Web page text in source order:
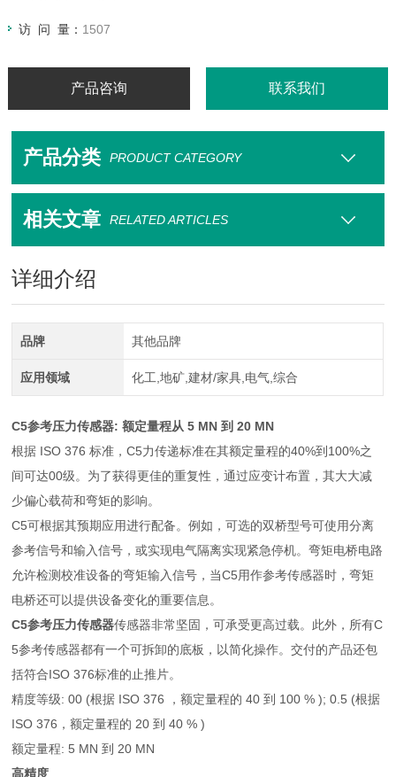
访 问 量： 1507
产品咨询 联系我们
产品分类 PRODUCT CATEGORY
相关文章 RELATED ARTICLES
详细介绍
品牌 其他品牌
应用领域 化工,地矿,建材/家具,电气,综合
C5参考压力传感器: 额定量程从 5 MN 到 20 MN
根据 ISO 376 标准，C5力传递标准在其额定量程的40%到100%之
间可达00级。为了获得更佳的重复性，通过应变计布置，其大大减
少偏心载荷和弯矩的影响。
C5可根据其预期应用进行配备。例如，可选的双桥型号可使用分离
参考信号和输入信号，或实现电气隔离实现紧急停机。弯矩电桥电路
允许检测校准设备的弯矩输入信号，当C5用作参考传感器时，弯矩
电桥还可以提供设备变化的重要信息。
C5参考压力传感器传感器非常坚固，可承受更高过载。此外，所有C
5参考传感器都有一个可拆卸的底板，以简化操作。交付的产品还包
括符合ISO 376标准的止推片。
精度等级: 00 (根据 ISO 376 ，额定量程的 40 到 100 % ); 0.5 (根据
ISO 376，额定量程的 20 到 40 % )
额定量程: 5 MN 到 20 MN
高精度